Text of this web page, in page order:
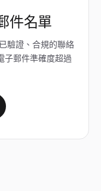
件名單
驗證、合規的聯絡
子郵件準確度超過